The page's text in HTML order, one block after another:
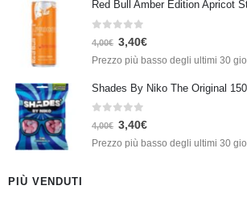
Su 5
4,00€ 3,40€
Prezzo più basso degli ultimi 30
Shades By Niko The Original
Su 5
4,00€ 3,40€
Prezzo più basso degli ultimi 30
PIÙ VENDUTI